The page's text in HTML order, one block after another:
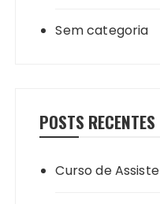
Sem categoria
POSTS RECENTES
Curso de